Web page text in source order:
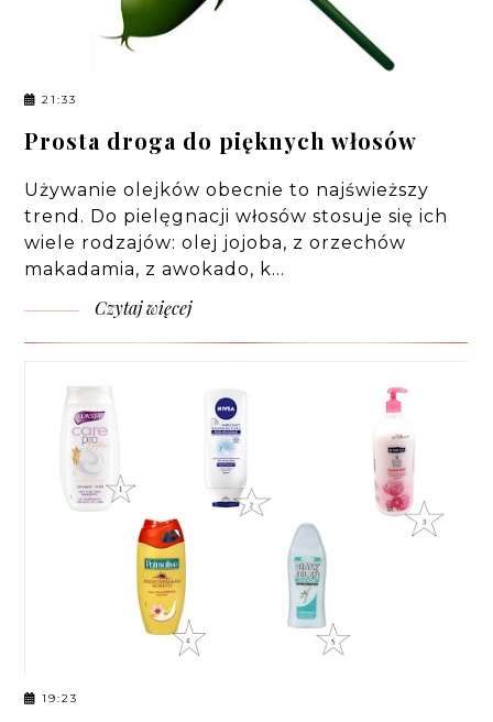
21:33
Prosta droga do pięknych włosów
Używanie olejków obecnie to najświeższy
trend. Do pielęgnacji włosów stosuje się ich
wiele rodzajów: olej jojoba, z orzechów
makadamia, z awokado, k…
Czytaj więcej
19:23